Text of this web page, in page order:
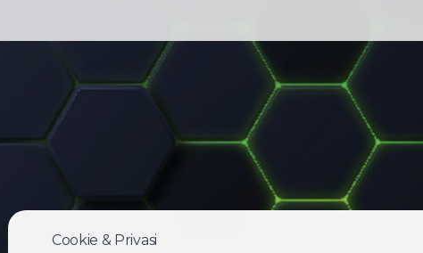
Cookie & Privasi